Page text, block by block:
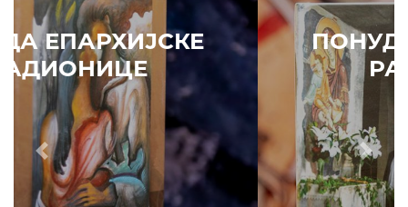
ПОНУДА ЕПАРХИЈСКЕ
РАДИОНИЦЕ
Prethodni